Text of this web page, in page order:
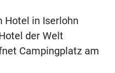
Hotel in Iserlohn
der Welt
Campingplatz am